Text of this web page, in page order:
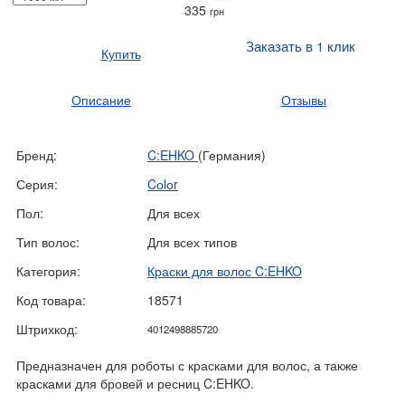
335 грн
Купить Заказать в 1 клик
Описание Отзывы
Бренд: C:EHKO (Германия)
Серия:
Cоlоr
Пол:
Для всех
Тип волос:
Для всех типов
Категория:
Краски для волос C:EHKO
Код товара:
18571
Штрихкод:
4012498885720
Предназначен для роботы с красками для волос, а также
красками для бровей и ресниц C:EHKO.